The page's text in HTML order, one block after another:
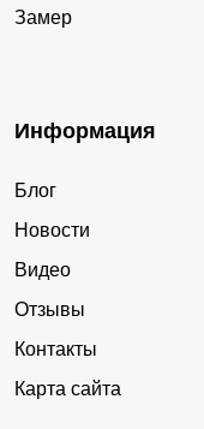
Замер
Информация
Блог
Новости
Видео
Отзывы
Контакты
Карта сайта